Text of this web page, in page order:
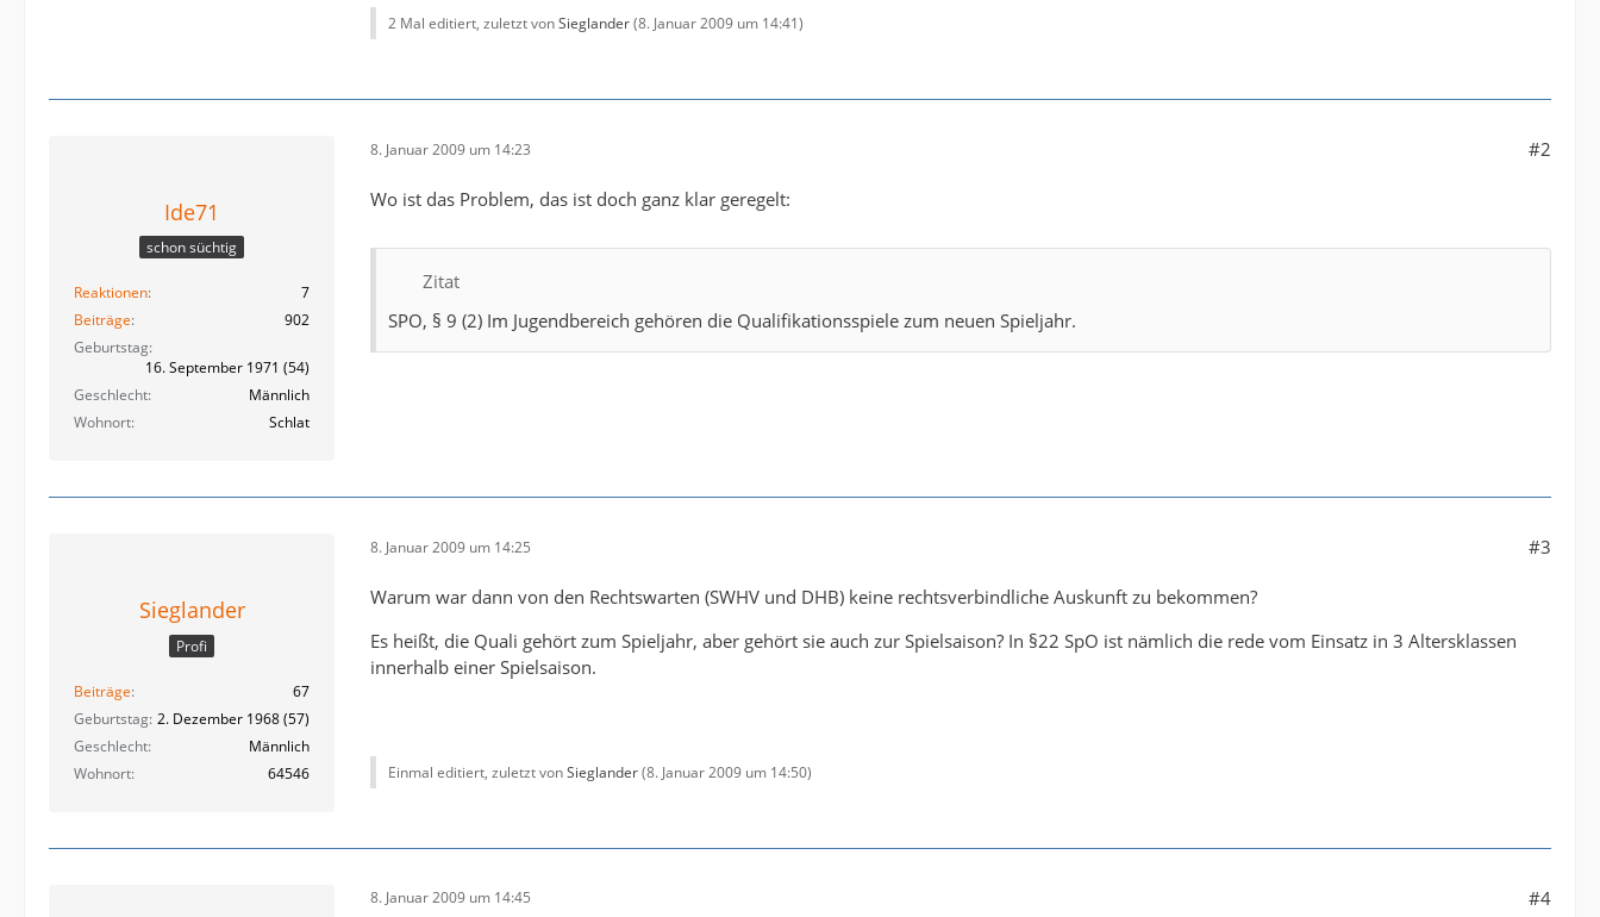
2 Mal editiert, zuletzt vonSieglander(8. Januar 2009 um 14:41)
Ide71
schon süchtig
Reaktionen
7
Beiträge
902
Geburtstag
16. September 1971 (54)
Geschlecht
Männlich
Wohnort
Schlat
8. Januar 2009 um 14:23 #2
Wo ist das Problem, das ist doch ganz klar geregelt:
Zitat
SPO, § 9 (2) Im Jugendbereich gehören die Qualifikationsspiele zum neuen Spieljahr.
Sieglander
Profi
Beiträge
67
Geburtstag 2. Dezember 1968 (57)
Geschlecht
Männlich
Wohnort
64546
8. Januar 2009 um 14:25 #3
Warum war dann von den Rechtswarten (SWHV und DHB) keine rechtsverbindliche Auskunft zu bekommen?
Es heißt, die Quali gehört zum Spieljahr, aber gehört sie auch zur Spielsaison? In §22 SpO ist nämlich die rede vom Einsatz in 3 Altersklassen
innerhalb einer Spielsaison.
Einmal editiert, zuletzt vonSieglander(8. Januar 2009 um 14:50)
8. Januar 2009 um 14:45 #4